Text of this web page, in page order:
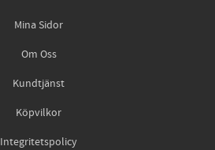
Mina Sidor
Om Oss
Kundtjänst
Köpvilkor
Integritetspolicy